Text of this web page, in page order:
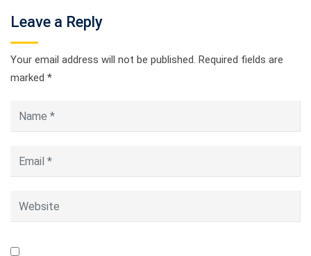
Leave a Reply
Your email address will not be published. Required fields are
marked *